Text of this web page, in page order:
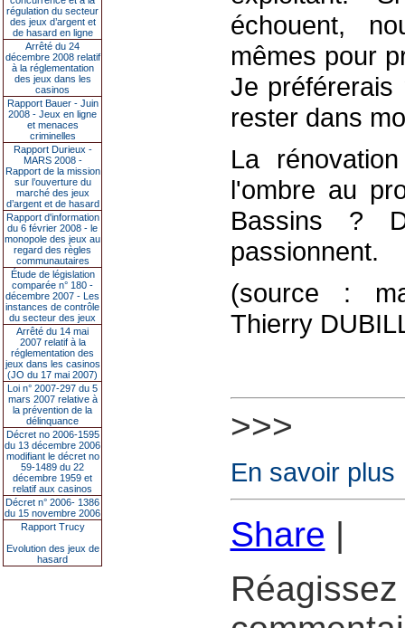
régulation du secteur
des jeux d’argent et
de hasard en ligne
Arrêté du 24
décembre 2008 relatif
à la réglementation
des jeux dans les
casinos
Rapport Bauer - Juin
2008 - Jeux en ligne
et menaces
criminelles
Rapport Durieux -
MARS 2008 -
Rapport de la mission
sur l’ouverture du
marché des jeux
d’argent et de hasard
Rapport d'information
du 6 février 2008 - le
monopole des jeux au
regard des règles
communautaires
Étude de législation
comparée n° 180 -
décembre 2007 - Les
instances de contrôle
du secteur des jeux
Arrêté du 14 mai
2007 relatif à la
réglementation des
jeux dans les casinos
(JO du 17 mai 2007)
Loi n° 2007-297 du 5
mars 2007 relative à
la prévention de la
délinquance
Décret no 2006-1595
du 13 décembre 2006
modifiant le décret no
59-1489 du 22
décembre 1959 et
relatif aux casinos
Décret n° 2006- 1386
du 15 novembre 2006
Rapport Trucy
Evolution des jeux de
hasard
échouent,
mêmes pour
Je
rester dans
La
l'ombre au
Bassins ?
passionnent.
(source :
Thierry
>>>
En savoir plus
Share |